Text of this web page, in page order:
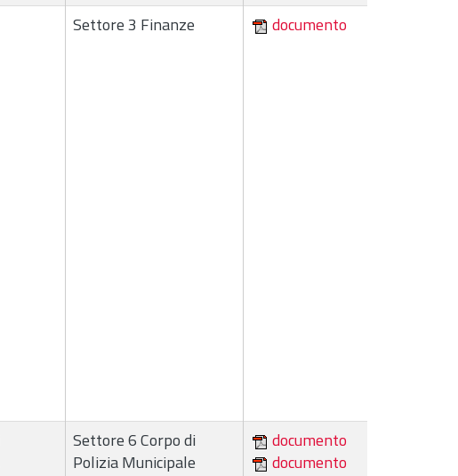
Settore 3 Finanze documento
Settore 6 Corpo di
Polizia Municipale
documento
documento